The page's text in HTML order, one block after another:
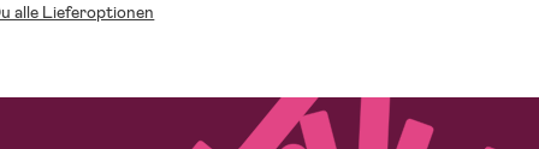
alle Lieferoptionen